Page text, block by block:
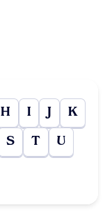
H I J K
S T U